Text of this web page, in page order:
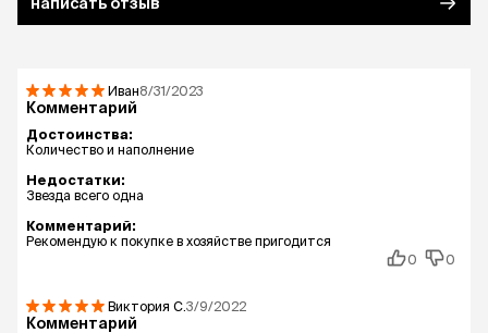
Иван8/31/2023
Комментарий
Достоинства:
Количество и наполнение
Недостатки:
Звезда всего одна
Комментарий:
Рекомендую к покупке в хозяйстве пригодится
0
0
Виктория С. 3/9/2022
Комментарий